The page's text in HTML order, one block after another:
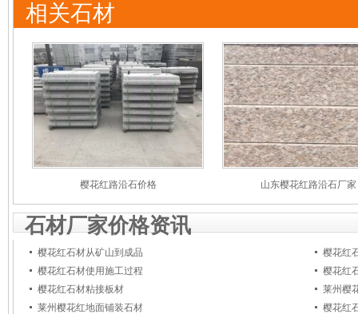
相关石材
樱花红路沿石价格 山东樱花红路沿石厂家
石材厂家价格资讯
樱花红石材从矿山到成品
樱花红
樱花红石材使用施工过程
樱花红
樱花红石材粘接板材
莱州樱
莱州樱花红地面铺装石材
樱花红